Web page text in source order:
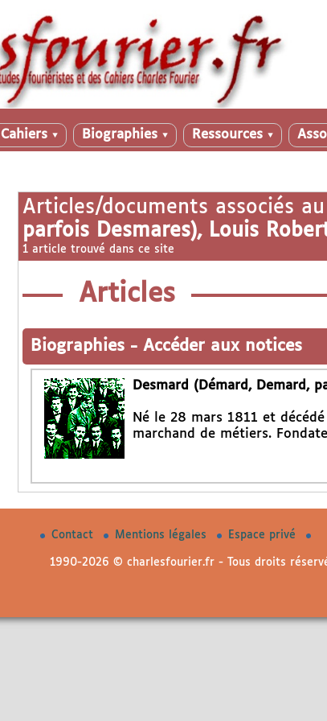
Cahiers ▼ Biographies ▼ Ressources ▼
Articles/documents associés
parfois Desmares), Louis
1 article trouvé dans ce site
Articles
Biographies - Accéder aux notices
Desmard (Démard, Demard,
Né le 28 mars 1811 et
marchand de métiers.
Contact Mentions légales Espace privé
1990-2026 © charlesfourier.fr - Tous droits